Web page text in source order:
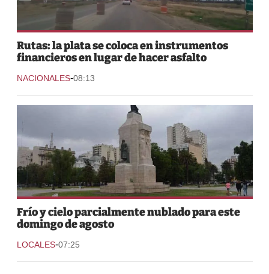
Rutas: la plata se coloca en instrumentos
financieros en lugar de hacer asfalto
NACIONALES-08:13
Frío y cielo parcialmente nublado para este
domingo de agosto
LOCALES-07:25